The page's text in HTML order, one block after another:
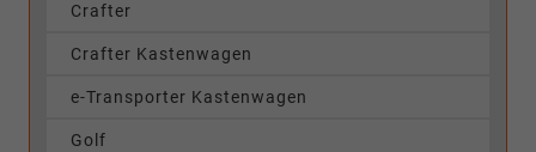
Crafter
Crafter Kastenwagen
e-Transporter Kastenwagen
Golf